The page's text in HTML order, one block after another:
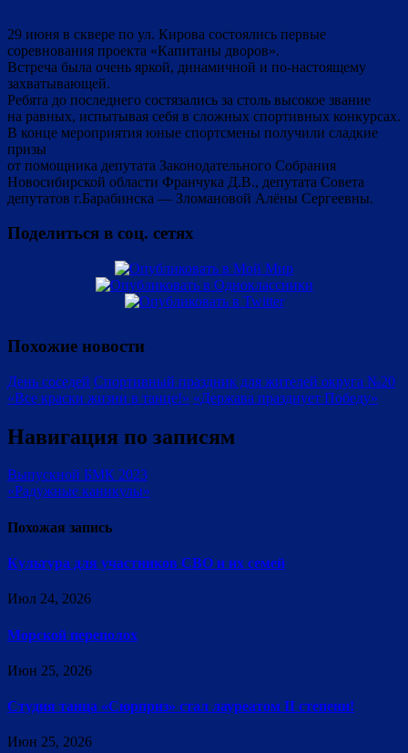
29 июня в сквере по ул. Кирова состоялись первые
соревнования проекта «Капитаны дворов».
Встреча была очень яркой, динамичной и по-настоящему
захватывающей.
Ребята до последнего состязались за столь высокое звание
на равных, испытывая себя в сложных спортивных конкурсах.
В конце мероприятия юные спортсмены получили сладкие
призы
от помощника депутата Законодательного Собрания
Новосибирской области Франчука Д.В., депутата Совета
депутатов г.Барабинска — Зломановой Алёны Сергеевны.
Поделиться в соц. сетях
Похожие новости
День соседей Спортивный праздник для жителей округа №20
«Все краски жизни в танце!» «Держава празднует Победу»
Навигация по записям
Выпускной БМК 2023
«Радужные каникулы»
Похожая запись
Культура для участников СВО и их семей
Июл 24, 2026
Морской переполох
Июн 25, 2026
Студия танца «Сюрприз» стал лауреатом II степени!
Июн 25, 2026